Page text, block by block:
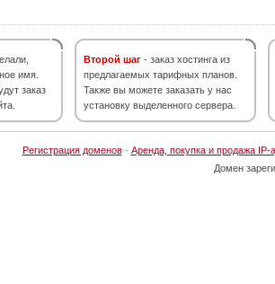
имя.
заказ
Второй шаг - заказ хостинга из
предлагаемых тарифных планов.
Также вы можете заказать у нас
установку выделенного сервера.
Регистрация доменов· Аренда, покупка и продажа IP-
Домен